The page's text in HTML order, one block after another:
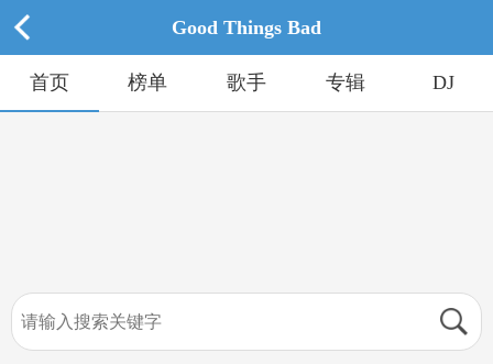
Good Things Bad
首页 榜单 歌手 专辑 DJ